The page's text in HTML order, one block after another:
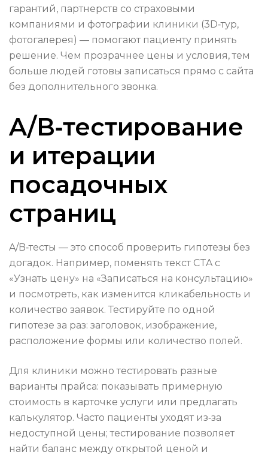
гарантий, партнерств со страховыми
компаниями и фотографии клиники (3D‑тур,
фотогалерея) — помогают пациенту принять
решение. Чем прозрачнее цены и условия, тем
больше людей готовы записаться прямо с сайта
без дополнительного звонка.
A/B‑тестирование
и итерации
посадочных
страниц
A/B‑тесты — это способ проверить гипотезы без
догадок. Например, поменять текст CTA с
«Узнать цену» на «Записаться на консультацию»
и посмотреть, как изменится кликабельность и
количество заявок. Тестируйте по одной
гипотезе за раз: заголовок, изображение,
расположение формы или количество полей.
Для клиники можно тестировать разные
варианты прайса: показывать примерную
стоимость в карточке услуги или предлагать
калькулятор. Часто пациенты уходят из‑за
недоступной цены; тестирование позволяет
найти баланс между открытой ценой и